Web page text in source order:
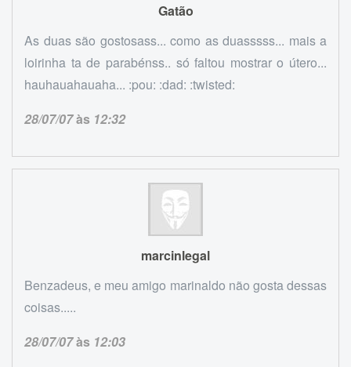
Gatão
As duas são gostosass... como as duasssss... mais a
loirinha ta de parabénss.. só faltou mostrar o útero...
hauhauahauaha... :pou: :dad: :twisted:
28/07/07às 12:32
marcinlegal
Benzadeus, e meu amigo marinaldo não gosta dessas
coisas.....
28/07/07às 12:03